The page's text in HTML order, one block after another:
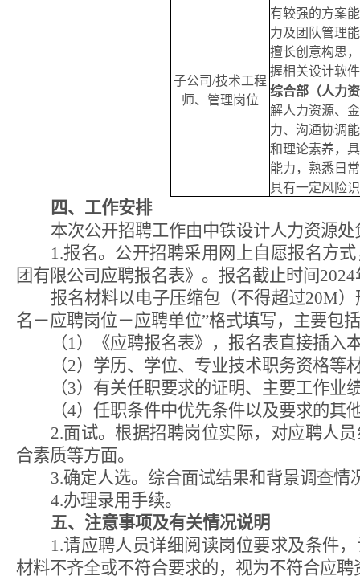
子公司/技术工程
师、管理岗位
有较强的方案
力及团队管理
擅长创意构思
握相关设计软
综合部（人力
解人力资源、
力、沟通协调
和理论素养，
能力，熟悉日
具有一定风险
四、工作安排
本次公开招聘工作由中铁设计人力资源
1.报名。公开招聘采用网上自愿报名方
团有限公司应聘报名表》。报名截止时间2024
报名材料以电子压缩包（不得超过20M
名－应聘岗位－应聘单位”格式填写，主要包
（1）《应聘报名表》，报名表直接插入
（2）学历、学位、专业技术职务资格等
（3）有关任职要求的证明、主要工作业
（4）任职条件中优先条件以及要求的其
2.面试。根据招聘岗位实际，对应聘人
合素质等方面。
3.确定人选。综合面试结果和背景调查情
4.办理录用手续。
五、注意事项及有关情况说明
1.请应聘人员详细阅读岗位要求及条件
材料不齐全或不符合要求的，视为不符合应聘